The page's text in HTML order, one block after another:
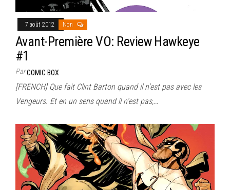
7 août 2012 Non
Avant-Première VO: Review Hawkeye
#1
ParCOMIC BOX
[FRENCH] Que fait Clint Barton quand il n’est pas avec les
Vengeurs. Et en un sens quand il n’est pas,…